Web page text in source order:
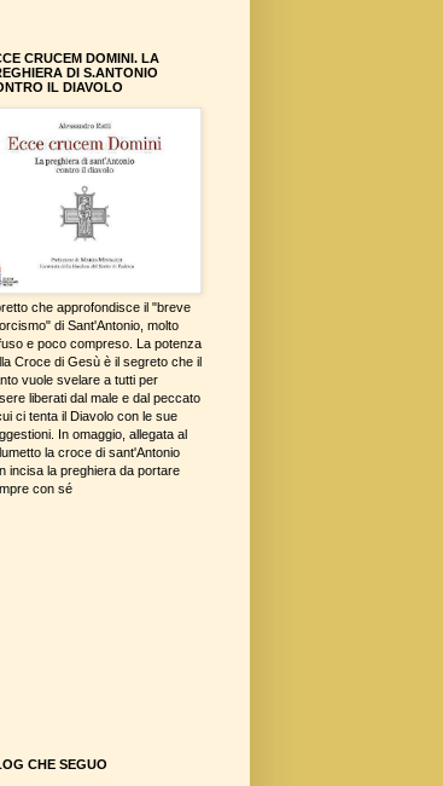
CRUCEM DOMINI. LA
DI S.ANTONIO
IL DIAVOLO
che approfondisce il "breve
di Sant'Antonio, molto
e poco compreso. La potenza
Croce di Gesù è il segreto che il
vuole svelare a tutti per
liberati dal male e dal peccato
ci tenta il Diavolo con le sue
In omaggio, allegata al
la croce di sant'Antonio
incisa la preghiera da portare
con sé
CHE SEGUO